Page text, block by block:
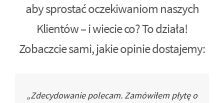
aby sprostać oczekiwaniom naszych
Klientów – i wiecie co? To działa!
Zobaczcie sami, jakie opinie dostajemy:
„Zdecydowanie polecam. Zamówiłem płytę o